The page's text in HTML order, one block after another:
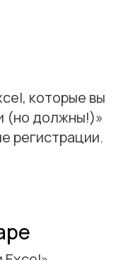
которые вы
(но должны!)»
регистрации.